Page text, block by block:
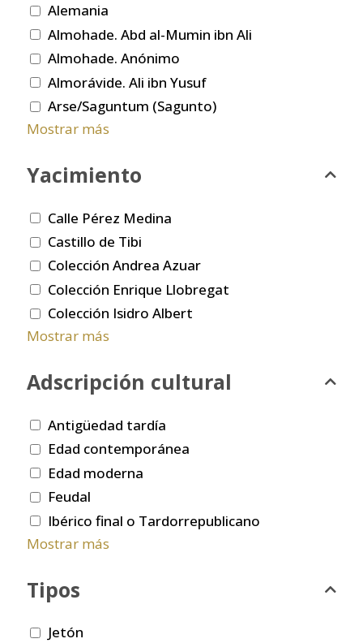
Alemania
Almohade. Abd al-Mumin ibn Ali
Almohade. Anónimo
Almorávide. Ali ibn Yusuf
Arse/Saguntum (Sagunto)
Mostrar más
Yacimiento
Calle Pérez Medina
Castillo de Tibi
Colección Andrea Azuar
Colección Enrique Llobregat
Colección Isidro Albert
Mostrar más
Adscripción cultural
Antigüedad tardía
Edad contemporánea
Edad moderna
Feudal
Ibérico final o Tardorrepublicano
Mostrar más
Tipos
Jetón